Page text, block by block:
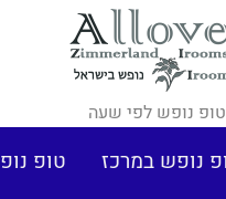
טופ נופש לפי שעה
נופש במרכז טופ